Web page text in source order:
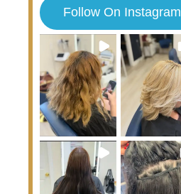
Follow On Instagram